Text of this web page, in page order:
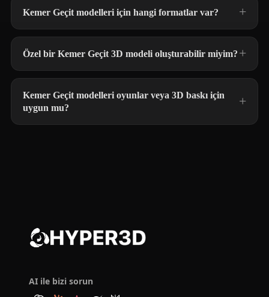
Kemer Geçit modelleri için hangi formatlar var?
Özel bir Kemer Geçit 3D modeli oluşturabilir miyim?
Kemer Geçit modelleri oyunlar veya 3D baskı için
uygun mu?
AI ile bizi sorun